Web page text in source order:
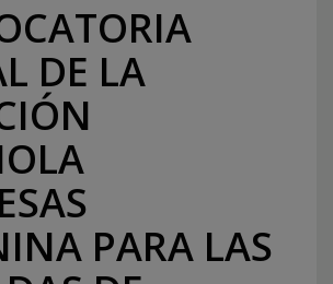
DE LA
PARA LAS